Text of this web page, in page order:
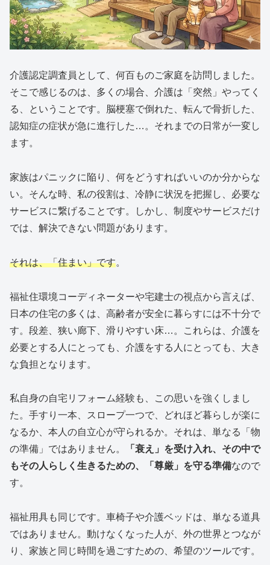
介護認定調査員として、何百ものご家庭を訪問しました。
そこで感じるのは、多くの場合、介護は「突然」やってく
る、ということです。脳梗塞で倒れた、転んで骨折した、
認知症の症状が急に進行した…。それまでの日常が一変し
ます。
家族はパニックに陥り、何をどうすればいいのか分からな
い。そんな時、私の役割は、冷静に状況を把握し、必要な
サービスに繋げることです。しかし、制度やサービスだけ
では、解決できない問題があります。
それは、「住まい」です。
福祉住環境コーディネーターや宅建士の視点から言えば、
日本の住宅の多くは、高齢者が安全に暮らすには不十分で
す。段差、狭い廊下、滑りやすい床…。これらは、介護を
必要とする人にとっても、介護をする人にとっても、大き
な負担となります。
私自身の自宅リフォーム経験も、この思いを強くしまし
た。手すり一本、スロープ一つで、どれほど暮らしが楽に
なるか、本人の自立心が守られるか。それは、単なる「物
の準備」ではありません。
「衰え」を受け入れ、その中で
もその人らしく生きるための、「尊厳」を守る準備なので
す。
福祉用具も同じです。車椅子や介護ベッドは、単なる道具
ではありません。動けなくなった人が、外の世界とつなが
り、家族と同じ時間を過ごすための、希望のツールです。